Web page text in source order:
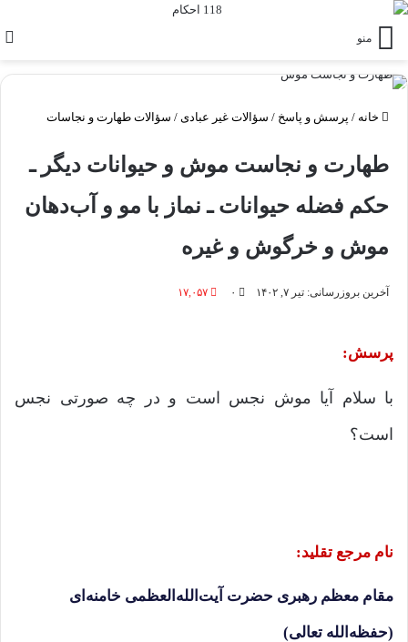
منو
خانه / پرسش و پاسخ / سؤالات غیر عبادی / سؤالات طهارت و نجاسات
طهارت و نجاست موش و حیوانات دیگر ـ
حکم فضله حیوانات ـ نماز با مو و آب‌دهان
موش و خرگوش و غیره
آخرین بروزرسانی: تیر ۷, ۱۴۰۲ ۰ ۱۷,۰۵۷
پرسش:
با سلام آیا موش نجس است و در چه صورتی نجس
است؟
نام مرجع تقلید:
مقام معظم رهبری حضرت آیت‌الله‌العظمی خامنه‌ای
(حفظه‌الله تعالی)